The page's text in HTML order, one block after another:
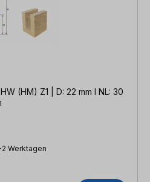
(HM) Z1 | D: 22 mm l NL: 30
Werktagen